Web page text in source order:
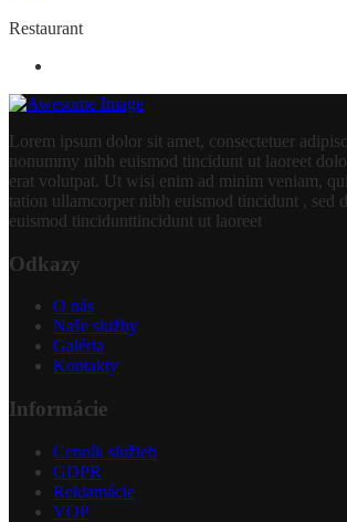
Restaurant
Lorem ipsum dolor sit amet, consectetuer
nonummy nibh euismod tincidunt ut laoreet
erat volutpat. Ut wisi enim ad minim veniam,
tation ullamcorper nibh euismod tincidunt , sed
euismod tincidunttincidunt ut laoreet
Odkazy
O nás
Naše služby
Galéria
Kontakty
Informácie
Cenník služieb
GDPR
Reklamácie
VOP